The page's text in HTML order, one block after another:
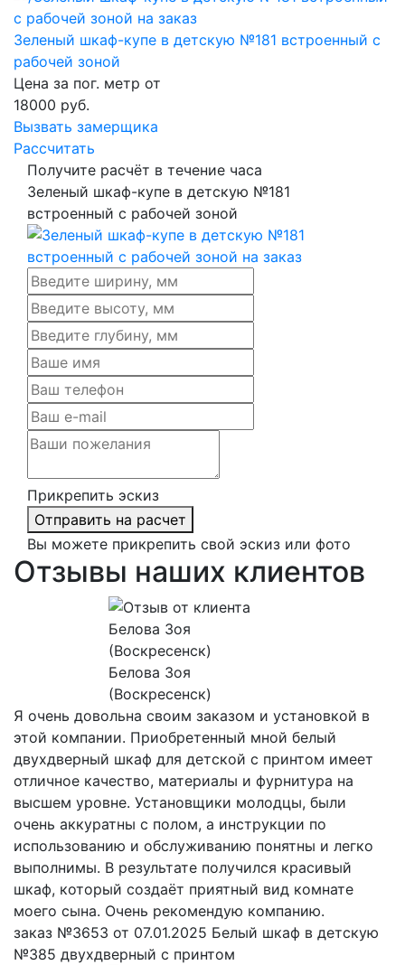
Зеленый шкаф-купе в детскую №181 встроенный с
рабочей зоной
Цена за пог. метр от
18000 руб.
Вызвать замерщика
Рассчитать
Получите расчёт в течение часа
Зеленый шкаф-купе в детскую №181
встроенный с рабочей зоной
Прикрепить эскиз
Отправить на расчет
Вы можете прикрепить свой эскиз или фото
Отзывы наших клиентов
Белова Зоя
(Воскресенск)
Я очень довольна своим заказом и установкой в
этой компании. Приобретенный мной белый
двухдверный шкаф для детской с принтом имеет
отличное качество, материалы и фурнитура на
высшем уровне. Установщики молодцы, были
очень аккуратны с полом, а инструкции по
использованию и обслуживанию понятны и легко
выполнимы. В результате получился красивый
шкаф, который создаёт приятный вид комнате
моего сына. Очень рекомендую компанию.
заказ №3653 от 07.01.2025 Белый шкаф в детскую
№385 двухдверный с принтом